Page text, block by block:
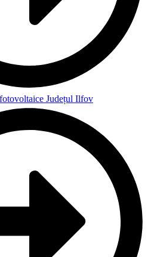
Județul Ilfov